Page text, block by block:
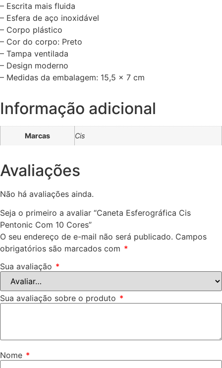
– Escrita mais fluida
– Esfera de aço inoxidável
– Corpo plástico
– Cor do corpo: Preto
– Tampa ventilada
– Design moderno
– Medidas da embalagem: 15,5 x 7 cm
Informação adicional
Marcas Cis
Avaliações
Não há avaliações ainda.
Seja o primeiro a avaliar “Caneta Esferográfica Cis
Pentonic Com 10 Cores”
O seu endereço de e-mail não será publicado. Campos
obrigatórios são marcados com *
Sua avaliação *
Sua avaliação sobre o produto *
Nome *